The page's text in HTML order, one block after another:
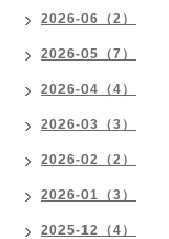
2026-06（2）
2026-05（7）
2026-04（4）
2026-03（3）
2026-02（2）
2026-01（3）
2025-12（4）